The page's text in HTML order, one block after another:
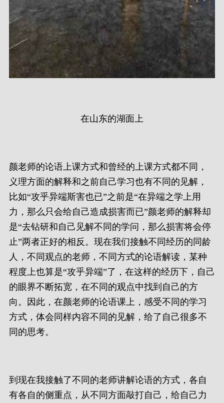
在山东的湖面上
颜老师的论语上课方式和曾经的上课方式都不同，
义理方面的解释和之前自己学习也有不同的见解，
比如“攻乎异端斯害也已”之前是“在异端之学上用
力，那么只会给自己造成损害而已”颜老师的解释却
是“去钻研和自己见解不同的学问，那么损害将会停
止”两者正好的相反。现在我们接触不同经历的同龄
人，不同观点的老师，不同方式的论语解读，某种
程度上也算是“攻乎异端”了，在这样的经历下，自己
的眼界不断拓宽，在不同的观点中找到自己的方
向。因此，在颜老师的论语课上，感受不同的学习
方式，体会同样内容不同的见解，给了自己很多不
同的思考。
到现在我接触了不同的老师讲解论语的方式，各自
有各自的侧重点，从不同方面敲打自己，给自己力